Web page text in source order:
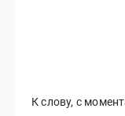
К слову, с